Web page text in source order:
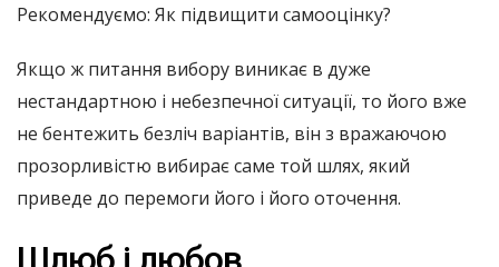
Рекомендуємо: Як підвищити самооцінку?
Якщо ж питання вибору виникає в дуже
нестандартною і небезпечної ситуації, то його вже
не бентежить безліч варіантів, він з вражаючою
прозорливістю вибирає саме той шлях, який
приведе до перемоги його і його оточення.